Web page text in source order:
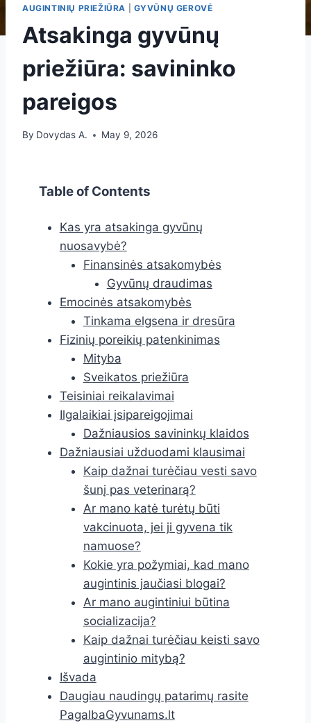
AUGINTINIŲ PRIEŽIŪRA GYVŪNŲ GEROVĖ
Atsakinga gyvūnų
priežiūra: savininko
pareigos
By Dovydas A. May 9, 2026
Table of Contents
Kas yra atsakinga gyvūnų
nuosavybė?
Finansinės atsakomybės
Gyvūnų draudimas
Emocinės atsakomybės
Tinkama elgsena ir dresūra
Fizinių poreikių patenkinimas
Mityba
Sveikatos priežiūra
Teisiniai reikalavimai
Ilgalaikiai įsipareigojimai
Dažniausios savininkų klaidos
Dažniausiai užduodami klausimai
Kaip dažnai turėčiau vesti savo
šunį pas veterinarą?
Ar mano katė turėtų būti
vakcinuota, jei ji gyvena tik
namuose?
Kokie yra požymiai, kad mano
augintinis jaučiasi blogai?
Ar mano augintiniui būtina
socializacija?
Kaip dažnai turėčiau keisti savo
augintinio mitybą?
Išvada
Daugiau naudingų patarimų rasite
PagalbaGyvunams.lt